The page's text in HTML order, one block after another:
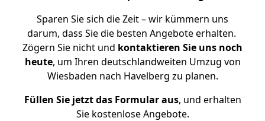
Sparen Sie sich die Zeit – wir kümmern uns
darum, dass Sie die besten Angebote erhalten.
Zögern Sie nicht und kontaktieren Sie uns noch
heute, um Ihren deutschlandweiten Umzug von
Wiesbaden nach Havelberg zu planen.
Füllen Sie jetzt das Formular aus, und erhalten
Sie kostenlose Angebote.